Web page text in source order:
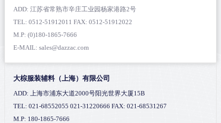
ADD: 江苏省常熟市辛庄工业园杨家港路2号
TEL: 0512-51912011 FAX: 0512-51912022
M.P: (0)180-1865-7666
E-MAIL: sales@dazzac.com
大棕服装辅料（上海）有限公司
ADD: 上海市浦东大道2000号阳光世界大厦15B
TEL: 021-68552055 021-31220666 FAX: 021-68531267
M.P: 180-1865-7666